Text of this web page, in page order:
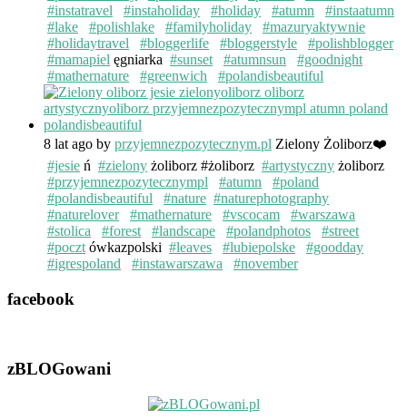
#instatravel
#instaholiday #holiday #atumn
#instaatumn
#lake
#polishlake #familyholiday
#mazuryaktywnie
#holidaytravel
#bloggerlife #bloggerstyle
#polishblogger
#mamapiel ęgniarka #sunset #atumnsun
#goodnight
#mathernature
#greenwich #polandisbeautiful
8 lat ago by przyjemnezpozytecznym.pl Zielony Żoliborz❤️
#jesie ń #zielony żoliborz #żoliborz #artystyczny żoliborz
#przyjemnezpozytecznympl
#atumn
#poland
#polandisbeautiful
#nature #naturephotography
#naturelover
#mathernature #vscocam
#warszawa
#stolica
#forest #landscape #polandphotos
#street
#poczt ówkazpolski #leaves #lubiepolske
#goodday
#igrespoland
#instawarszawa #november
facebook
zBLOGowani